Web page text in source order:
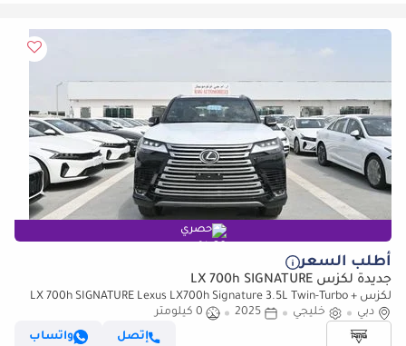
حصري
أطلب السعر
جديدة لكزس LX 700h SIGNATURE
لكزس LX 700h SIGNATURE Lexus LX700h Signature 3.5L Twin-Turbo +
Hybrid V6, Petrol, Model 2025
دبي خليجي 2025
0 كيلومتر
إتصل
واتساب